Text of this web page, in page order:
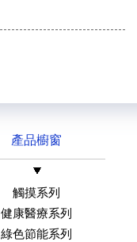
產品櫥窗
觸摸系列
健康醫療系列
綠色節能系列